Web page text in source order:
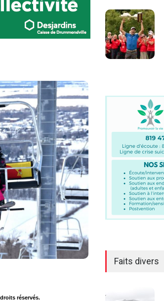
réservés.
Faits divers